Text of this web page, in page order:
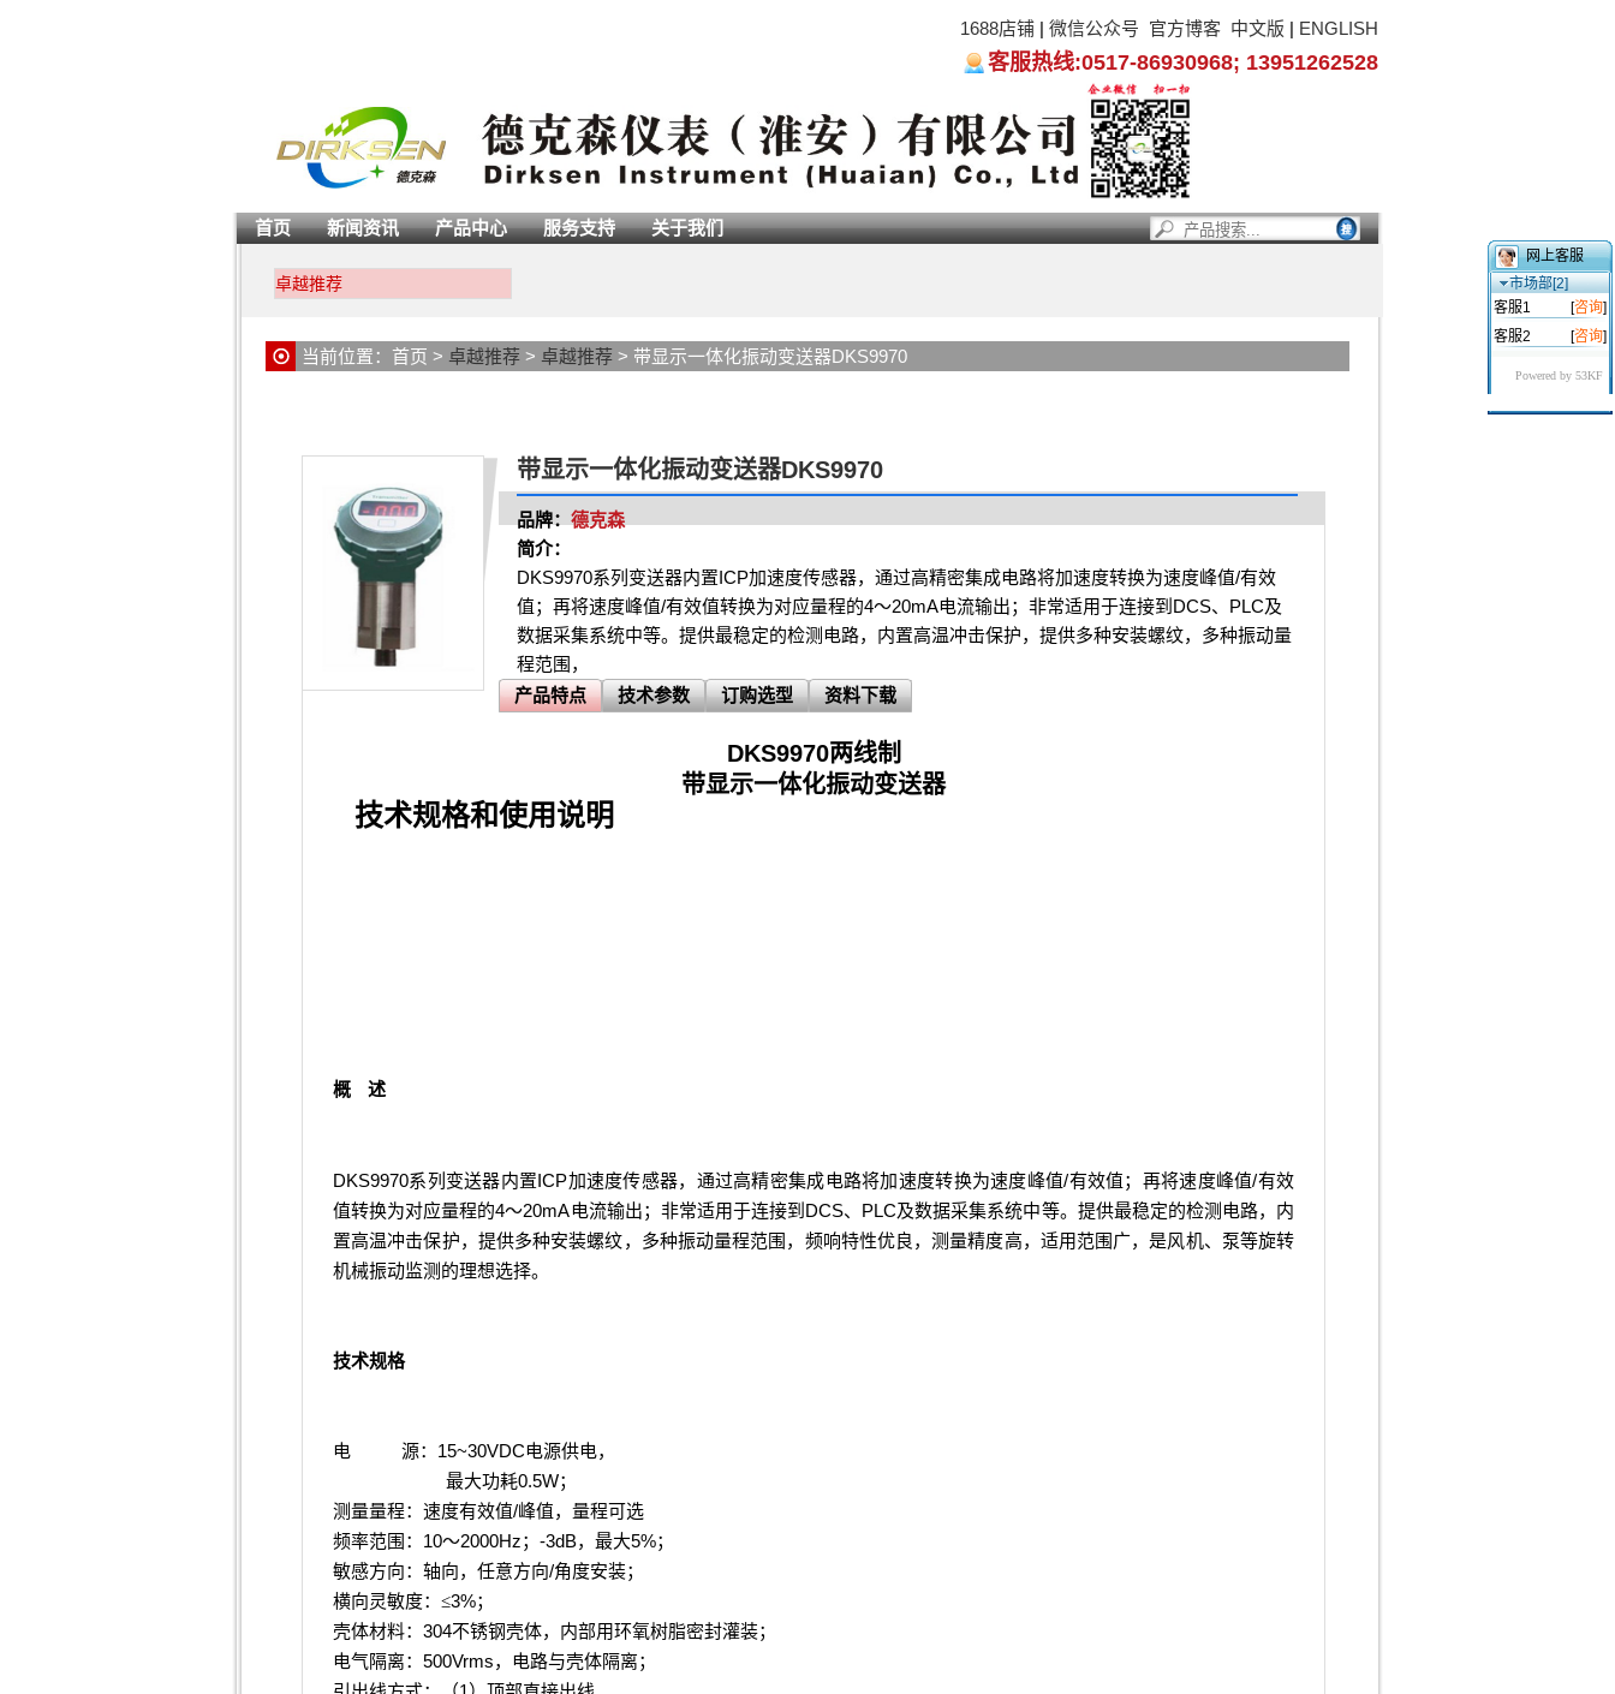
1688店铺 | 微信公众号 官方博客 中文版 | ENGLISH
客服热线:0517-86930968; 13951262528
首页 新闻资讯 产品中心 服务支持 关于我们
卓越推荐
当前位置： 首页 > 卓越推荐 > 卓越推荐 > 带显示一体化振动变送器DKS9970
带显示一体化振动变送器DKS9970
品牌： 德克森
简介：
DKS9970系列变送器内置ICP加速度传感器，通过高精密集成电路将加速度转换为速度峰值/有效
值；再将速度峰值/有效值转换为对应量程的4～20mA电流输出；非常适用于连接到DCS、PLC及
数据采集系统中等。提供最稳定的检测电路，内置高温冲击保护，提供多种安装螺纹，多种振动量
程范围，
产品特点
技术参数 订购选型 资料下载
DKS9970两线制
带显示一体化振动变送器
技术规格和使用说明
概 述
DKS9970系列变送器内置ICP加速度传感器，通过高精密集成电路将加速度转换为速度峰值/有效值；再将速度峰值/有效
值转换为对应量程的4～20mA电流输出；非常适用于连接到 DCS、 PLC及数据采集系统中等。提供最稳定的检测电路，内
置高温冲击保护，提供多种安装螺纹，多种振动量程范围，频响特性优良，测量精度高，适用范围广，是风机、泵等旋转
机械振动监测的理想选择。
技术规格
电 源： 15~30VDC电源供电，
最大功耗0.5W；
测量量程：速度有效值/峰值，量程可选
频率范围： 10～2000Hz； -3dB，最大5%；
敏感方向：轴向，任意方向/角度安装；
横向灵敏度：≤3%；
壳体材料： 304不锈钢壳体，内部用环氧树脂密封灌装；
电气隔离： 500Vrms，电路与壳体隔离；
网上客服
市场部[2]
客服1
[咨询]
客服2
[咨询]
Powered by 53KF